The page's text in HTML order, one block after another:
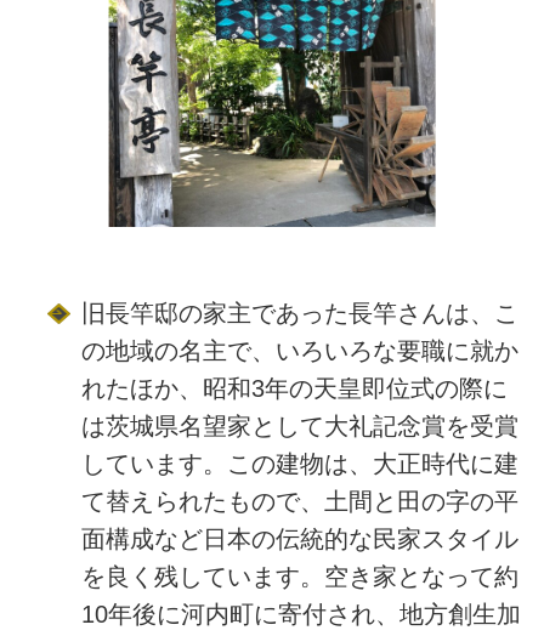
旧長竿邸の家主であった長竿さんは、こ
の地域の名主で、いろいろな要職に就か
れたほか、昭和3年の天皇即位式の際に
は茨城県名望家として大礼記念賞を受賞
しています。この建物は、大正時代に建
て替えられたもので、土間と田の字の平
面構成など日本の伝統的な民家スタイル
を良く残しています。空き家となって約
10年後に河内町に寄付され、地方創生加